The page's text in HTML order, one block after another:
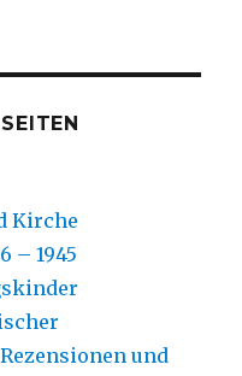
Kirche
– 1945
und